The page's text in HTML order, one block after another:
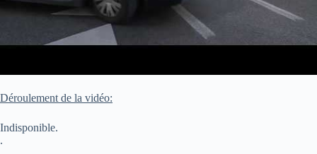
Déroulement de la vidéo:
Indisponible.
.